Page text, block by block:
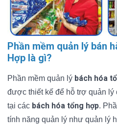
Phần mềm quản lý bán
Hợp là gì?
Phần mềm quản lý bách hóa
được thiết kế để hỗ trợ quản lý
tại các bách hóa tổng hợp.
tính năng quản lý như quản lý